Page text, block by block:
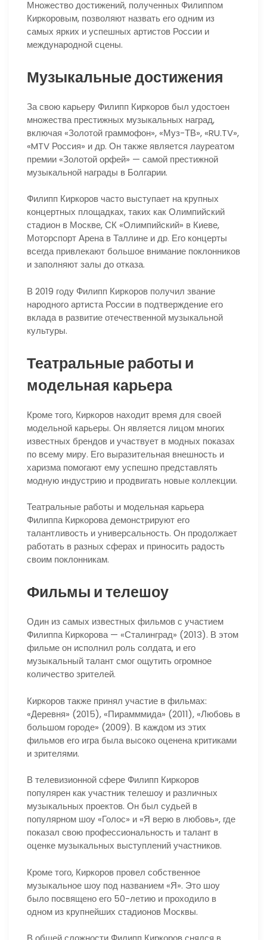
Множество достижений, полученных Филиппом
Киркоровым, позволяют назвать его одним из
самых ярких и успешных артистов России и
международной сцены.
Музыкальные достижения
За свою карьеру Филипп Киркоров был удостоен
множества престижных музыкальных наград,
включая «Золотой граммофон», «Муз-ТВ», «RU.TV»,
«MTV Россия» и др. Он также является лауреатом
премии «Золотой орфей» — самой престижной
музыкальной награды в Болгарии.
Филипп Киркоров часто выступает на крупных
концертных площадках, таких как Олимпийский
стадион в Москве, СК «Олимпийский» в Киеве,
Моторспорт Арена в Таллине и др. Его концерты
всегда привлекают большое внимание поклонников
и заполняют залы до отказа.
В 2019 году Филипп Киркоров получил звание
народного артиста России в подтверждение его
вклада в развитие отечественной музыкальной
культуры.
Театральные работы и
модельная карьера
Кроме того, Киркоров находит время для своей
модельной карьеры. Он является лицом многих
известных брендов и участвует в модных показах
по всему миру. Его выразительная внешность и
харизма помогают ему успешно представлять
модную индустрию и продвигать новые коллекции.
Театральные работы и модельная карьера
Филиппа Киркорова демонстрируют его
талантливость и универсальность. Он продолжает
работать в разных сферах и приносить радость
своим поклонникам.
Фильмы и телешоу
Один из самых известных фильмов с участием
Филиппа Киркорова — «Сталинград» (2013). В этом
фильме он исполнил роль солдата, и его
музыкальный талант смог ощутить огромное
количество зрителей.
Киркоров также принял участие в фильмах:
«Деревня» (2015), «Пирамммида» (2011), «Любовь в
большом городе» (2009). В каждом из этих
фильмов его игра была высоко оценена критиками
и зрителями.
В телевизионной сфере Филипп Киркоров
популярен как участник телешоу и различных
музыкальных проектов. Он был судьей в
популярном шоу «Голос» и «Я верю в любовь», где
показал свою профессиональность и талант в
оценке музыкальных выступлений участников.
Кроме того, Киркоров провел собственное
музыкальное шоу под названием «Я». Это шоу
было посвящено его 50-летию и проходило в
одном из крупнейших стадионов Москвы.